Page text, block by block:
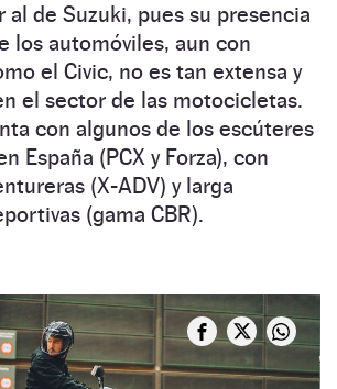
al de Suzuki, pues su presencia
los automóviles, aun con
el Civic, no es tan extensa y
el sector de las motocicletas.
con algunos de los escúteres
España (PCX y Forza), con
(X-ADV) y larga
(gama CBR).